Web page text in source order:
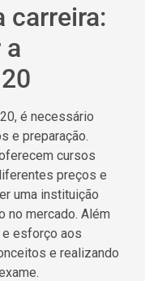
carreira:
a
é necessário
e preparação.
cursos
preços e
uma instituição
no mercado. Além
esforço aos
e realizando